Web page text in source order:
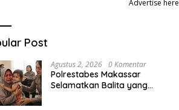
Advertise here
Post
Agustus 2, 2026 0 Komentar
Polrestabes Makassar
Selamatkan Balita yang